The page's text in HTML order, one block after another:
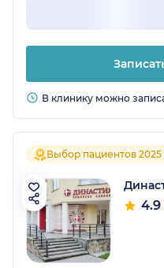
В клинику можно
Выбор пациентов 2025
4.9